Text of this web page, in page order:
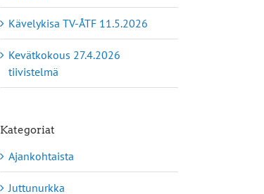
Kävelykisa TV-ÅTF 11.5.2026
Kevätkokous 27.4.2026
tiivistelmä
Kategoriat
Ajankohtaista
Juttunurkka